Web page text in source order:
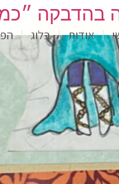
אודות בלוג
בהדבקה